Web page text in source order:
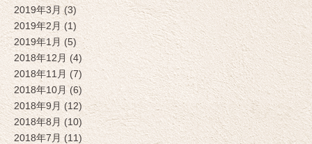
2019年3月 (3)
2019年2月 (1)
2019年1月 (5)
2018年12月 (4)
2018年11月 (7)
2018年10月 (6)
2018年9月 (12)
2018年8月 (10)
2018年7月 (11)